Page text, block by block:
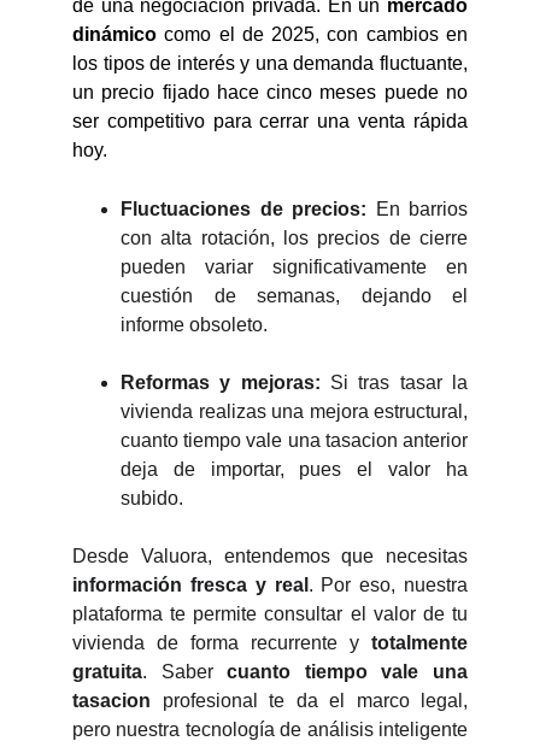
de una negociación privada. En un mercado
dinámico como el de 2025, con cambios en
los tipos de interés y una demanda fluctuante,
un precio fijado hace cinco meses puede no
ser competitivo para cerrar una venta rápida
hoy.
Fluctuaciones de precios:
En barrios
con alta rotación, los precios de cierre
pueden variar significativamente en
cuestión de semanas, dejando el
informe obsoleto.
Reformas y mejoras: Si tras tasar la
vivienda realizas una mejora estructural,
cuanto tiempo vale una tasacion anterior
deja de importar, pues el valor ha
subido.
Desde Valuora, entendemos que necesitas
información fresca y real . Por eso, nuestra
plataforma te permite consultar el valor de tu
vivienda de forma recurrente y totalmente
gratuita. Sabercuanto tiempo vale una
tasacion profesional te da el marco legal,
pero nuestra tecnología de análisis inteligente